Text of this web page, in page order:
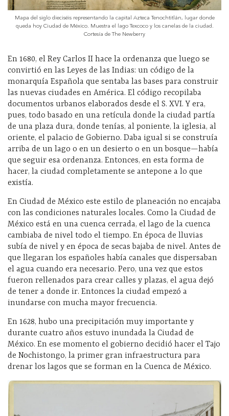
Mapa del siglo dieciséis representando la capital Azteca Tenochtitlán, lugar donde
queda hoy Ciudad de México. Muestra el lago Texcoco y los canelas de la ciudad.
Cortesía de The Newberry
En 1680, el Rey Carlos II hace la ordenanza que luego se
convirtió en las Leyes de las Indias: un código de la
monarquía Española que sentaba las bases para construir
las nuevas ciudades en América. El código recopilaba
documentos urbanos elaborados desde el S. XVI. Y era,
pues, todo basado en una retícula donde la ciudad partía
de una plaza dura, donde tenías, al poniente, la iglesia, al
oriente, el palacio de Gobierno. Daba igual si se construía
arriba de un lago o en un desierto o en un bosque—había
que seguir esa ordenanza. Entonces, en esta forma de
hacer, la ciudad completamente se antepone a lo que
existía.
En Ciudad de México este estilo de planeación no encajaba
con las condiciones naturales locales. Como la Ciudad de
México está en una cuenca cerrada, el lago de la cuenca
cambiaba de nivel todo el tiempo. En época de lluvias
subía de nivel y en época de secas bajaba de nivel. Antes de
que llegaran los españoles había canales que dispersaban
el agua cuando era necesario. Pero, una vez que estos
fueron rellenados para crear calles y plazas, el agua dejó
de tener a donde ir. Entonces la ciudad empezó a
inundarse con mucha mayor frecuencia.
En 1628, hubo una precipitación muy importante y
durante cuatro años estuvo inundada la Ciudad de
México. En ese momento el gobierno decidió hacer el Tajo
de Nochistongo, la primer gran infraestructura para
drenar los lagos que se forman en la Cuenca de México.